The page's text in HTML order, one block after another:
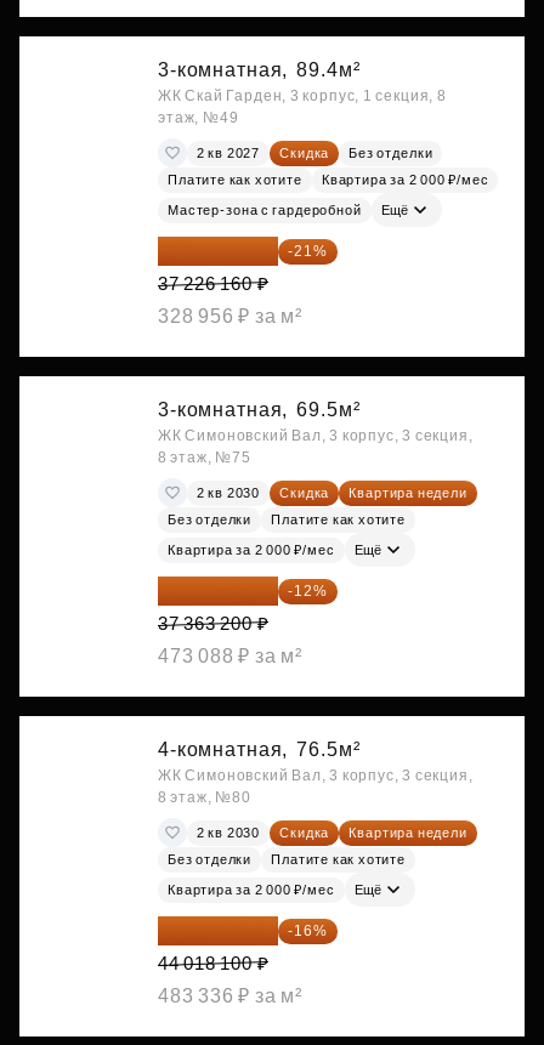
3-комнатная, 89.4м²
ЖК Скай Гарден, 3 корпус, 1 секция, 8
этаж, №49
2 кв 2027 Скидка
Без отделки
Платите как хотите
Квартира за 2 000 ₽/мес
Мастер-зона с гардеробной Ещё
29 408 666 ₽ -21%
37 226 160 ₽
328 956 ₽ за м²
3-комнатная, 69.5м²
ЖК Симоновский Вал, 3 корпус, 3 секция,
8 этаж, №75
2 кв 2030 Скидка
Квартира недели
Без отделки
Платите как хотите
Квартира за 2 000 ₽/мес Ещё
32 879 616 ₽ -12%
37 363 200 ₽
473 088 ₽ за м²
4-комнатная, 76.5м²
ЖК Симоновский Вал, 3 корпус, 3 секция,
8 этаж, №80
2 кв 2030 Скидка
Квартира недели
Без отделки
Платите как хотите
Квартира за 2 000 ₽/мес Ещё
36 975 204 ₽ -16%
44 018 100 ₽
483 336 ₽ за м²